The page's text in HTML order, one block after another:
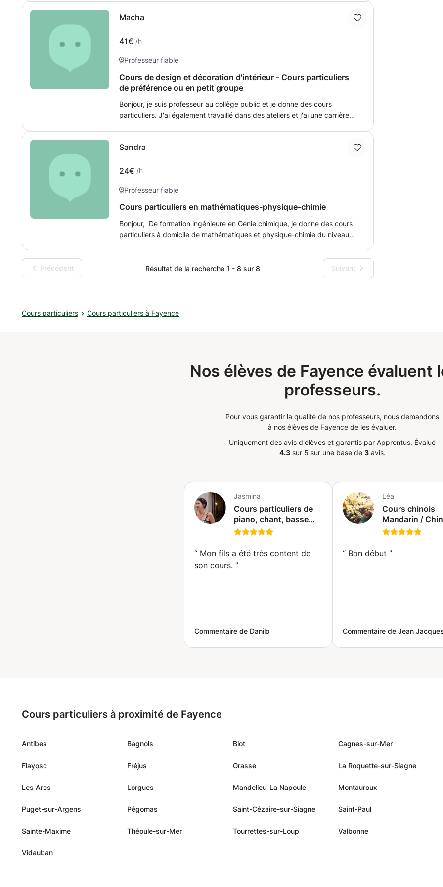
partager ma passion pour l'apprentissage et de contribuer positivement à
en poursuivant mes études.
Macha
41€ /h
Professeur fiable
Cours de design et décoration d'intérieur - Cours particuliers
de préférence ou en petit groupe
Bonjour, je suis professeur au collège public et je donne des cours
particuliers. J'ai également travaillé dans des ateliers et j'ai une carrière
pour le loisir, je suis disponible. A bientôt !
Sandra
24€ /h
Professeur fiable
Cours particuliers en mathématiques-physique-chimie
Bonjour, De formation ingénieure en Génie chimique, je donne des cours
particuliers à domicile de mathématiques et physique-chimie du niveau
méthode d'enseignement est basée sur la méthodologie, l'aide à la
compréhension des cours et des exercices et l'entrainement par des
comprendre les différentes étapes des raisonnements scientifiques.Je
Précédent Résultat de la recherche 1 - 8 sur 8 Suivant
Cours particuliers Cours particuliers à Fayence
Nos élèves de Fayence évaluent
professeurs.
Pour vous garantir la qualité de nos professeurs, nous demandons
à nos élèves de Fayence de les évaluer.
Uniquement des avis d'élèves et garantis par Apprentus. Évalué
4.3sur 5 sur une base de 3avis.
Jasmina
Cours particuliers de
piano, chant, basse
,éveil musical, (Saint-
“ Mon fils a été très content de
son cours. ”
Commentaire de Danilo
Léa
Cours chinois
Mandarin /
lessons
“ Bon début ”
Commentaire de Jean
Cours particuliers à proximité de Fayence
Antibes Bagnols Biot Cagnes-sur-Mer
Flayosc Fréjus Grasse La Roquette-sur-Siagne
Les Arcs Lorgues Mandelieu-La Napoule Montauroux
Puget-sur-Argens Pégomas Saint-Cézaire-sur-Siagne Saint-Paul
Sainte-Maxime Théoule-sur-Mer Tourrettes-sur-Loup Valbonne
Vidauban